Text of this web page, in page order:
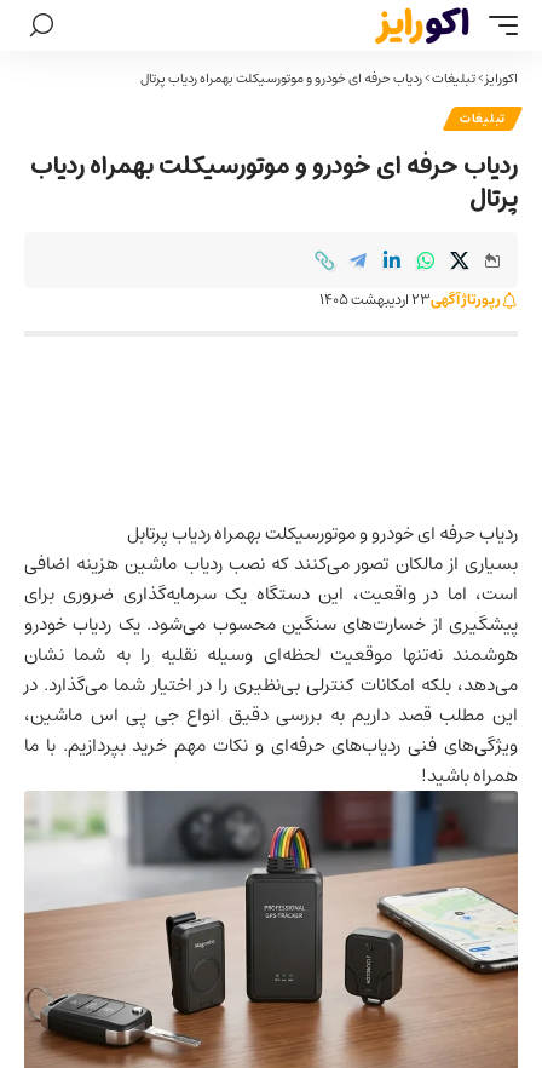
اکورایز>تبلیغات>ردیاب حرفه ای خودرو و موتورسیکلت بهمراه ردیاب پرتال
تبلیغات
ردیاب حرفه ای خودرو و موتورسیکلت بهمراه ردیاب
پرتال
رپورتاژ آگهی23 اردیبهشت 1405
ردیاب حرفه ای خودرو و موتورسیکلت بهمراه ردیاب پرتابل
بسیاری از مالکان تصور می‌کنند که نصب ردیاب ماشین هزینه اضافی
است، اما در واقعیت، این دستگاه یک سرمایه‌گذاری ضروری برای
پیشگیری از خسارت‌های سنگین محسوب می‌شود. یک ردیاب خودرو
هوشمند نه‌تنها موقعیت لحظه‌ای وسیله نقلیه را به شما نشان
می‌دهد، بلکه امکانات کنترلی بی‌نظیری را در اختیار شما می‌گذارد. در
این مطلب قصد داریم به بررسی دقیق انواع جی پی اس ماشین،
ویژگی‌های فنی ردیاب‌های حرفه‌ای و نکات مهم خرید بپردازیم. با ما
همراه باشید!